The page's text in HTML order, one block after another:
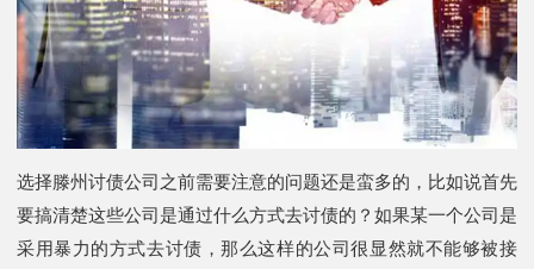
选择滕州讨债公司之前需要注意的问题还是蛮多的，比如说首先
要搞清楚这些公司是通过什么方式去讨债的？如果某一个公司是
采用暴力的方式去讨债，那么这样的公司很显然就不能够被接